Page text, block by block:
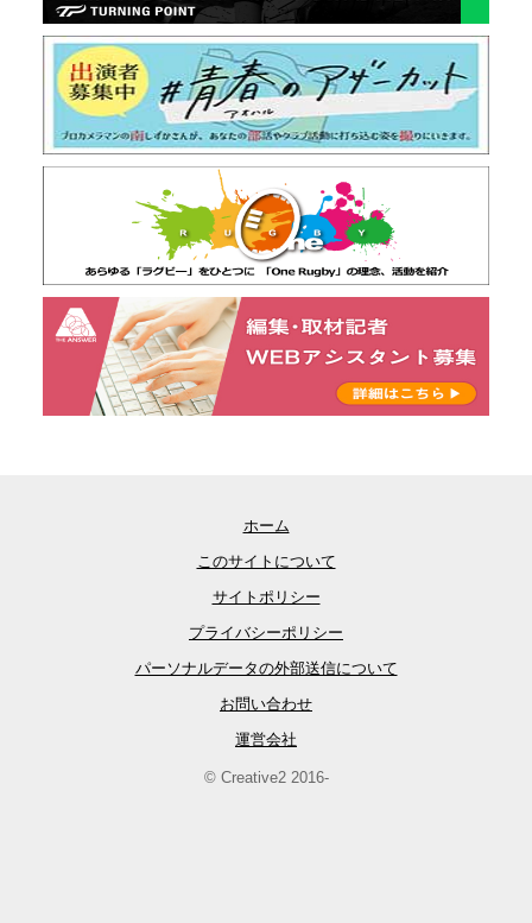
ホーム
このサイトについて
サイトポリシー
プライバシーポリシー
パーソナルデータの外部送信について
お問い合わせ
運営会社
© Creative2 2016-